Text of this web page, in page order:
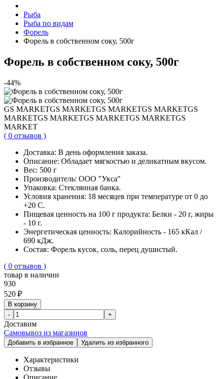
Рыба
Рыба по видам
Форель
Форель в собственном соку, 500г
Форель в собственном соку, 500г
-44%
GS MARKETGS MARKETGS MARKETGS MARKETGS
MARKETGS MARKETGS MARKETGS MARKETGS
MARKET
( 0 отзывов )
Доставка: В день оформления заказа.
Описание: Обладает мягкостью и деликатным вкусом.
Вес: 500 г
Производитель: ООО "Укса"
Упаковка: Стеклянная банка.
Условия хранения: 18 месяцев при температуре от 0 до
+20 С.
Пищевая ценность на 100 г продукта: Белки - 20 г, жиры
- 10 г.
Энергетическая ценность: Калорийность - 165 кКал /
690 кДж.
Cостав: Форель кусок, соль, перец душистый.
( 0 отзывов )
товар в наличии
930
520 ₽
В корзину
-
+
Доставим
Самовывоз из магазинов
Добавить в избранное Удалить из избранного
Характеристики
Отзывы
Описание